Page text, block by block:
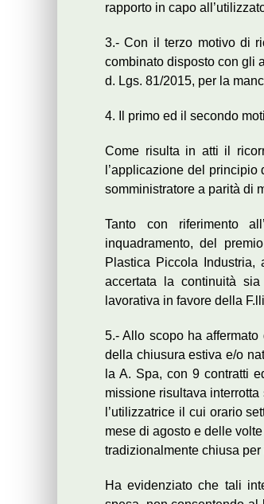
rapporto in capo
3.- Con il terzo motivo di
combinato disposto con gli
d. Lgs. 81/2015, per la
4. Il primo ed il secondo
Come risulta in atti il
l’applicazione del
somministratore a parità di
Tanto con riferimento
inquadramento, del
Plastica Piccola Industria,
accertata la continuità
lavorativa in favore della F.lli
5.- Allo scopo ha
della chiusura estiva e/o
la A. Spa, con 9 contratti
missione risultava
l’utilizzatrice il cui orario
mese di agosto e delle
tradizionalmente chiusa per
Ha evidenziato che tali